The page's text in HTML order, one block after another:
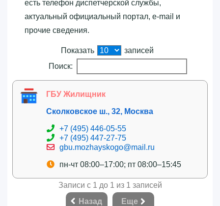
есть телефон диспетчерской службы,
актуальный официальный портал, e-mail и
прочие сведения.
Показать
записей
Поиск:
ГБУ Жилищник
Сколковское ш., 32, Москва
+7 (495) 446-05-55
+7 (495) 447-27-75
gbu.mozhayskogo@mail.ru
пн-чт 08:00–17:00; пт 08:00–15:45
Записи с 1 до 1 из 1 записей
Назад
Еще